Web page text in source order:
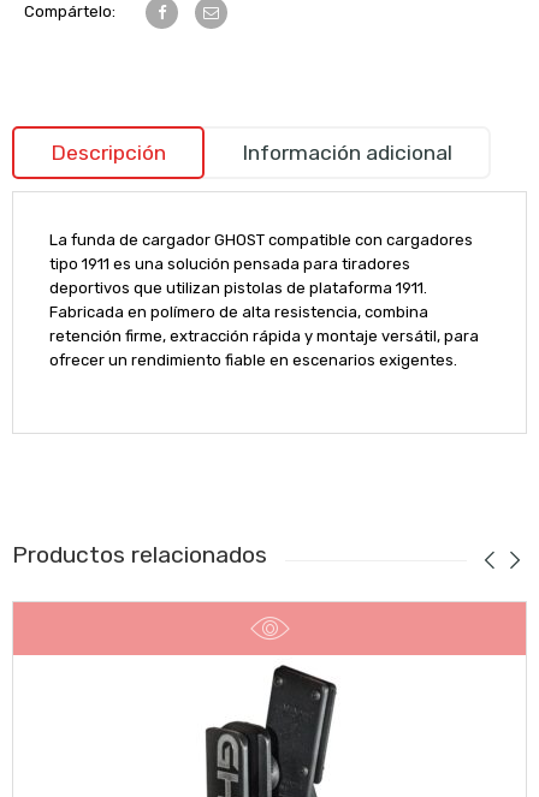
Compártelo:
Descripción Información adicional
La funda de cargador GHOST compatible con cargadores
tipo 1911 es una solución pensada para tiradores
deportivos que utilizan pistolas de plataforma 1911.
Fabricada en polímero de alta resistencia, combina
retención firme, extracción rápida y montaje versátil, para
ofrecer un rendimiento fiable en escenarios exigentes.
Productos relacionados